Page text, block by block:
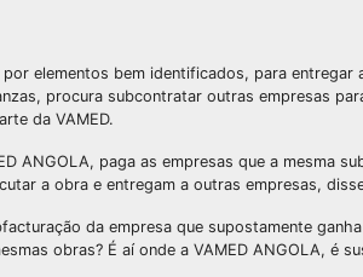
elementos bem identificados, para entregar
procura subcontratar outras empresas
da VAMED.
ANGOLA, paga as empresas que a mesma
a obra e entregam a outras empresas,
da empresa que supostamente
obras? É aí onde a VAMED ANGOLA, é